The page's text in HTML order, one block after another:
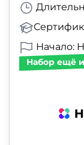
Начало:
Набор ещё